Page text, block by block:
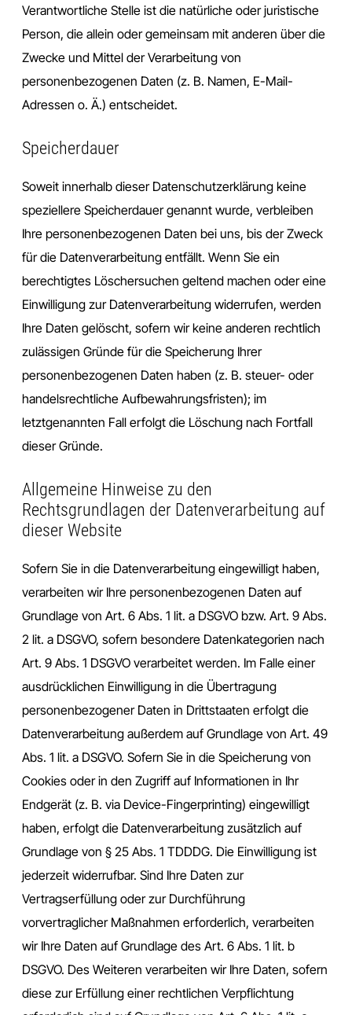
Verantwortliche Stelle ist die natürliche oder juristische
Person, die allein oder gemeinsam mit anderen über die
Zwecke und Mittel der Verarbeitung von
personenbezogenen Daten (z. B. Namen, E-Mail-
Adressen o. Ä.) entscheidet.
Speicherdauer
Soweit innerhalb dieser Datenschutzerklärung keine
speziellere Speicherdauer genannt wurde, verbleiben
Ihre personenbezogenen Daten bei uns, bis der Zweck
für die Datenverarbeitung entfällt. Wenn Sie ein
berechtigtes Löschersuchen geltend machen oder eine
Einwilligung zur Datenverarbeitung widerrufen, werden
Ihre Daten gelöscht, sofern wir keine anderen rechtlich
zulässigen Gründe für die Speicherung Ihrer
personenbezogenen Daten haben (z. B. steuer- oder
handelsrechtliche Aufbewahrungsfristen); im
letztgenannten Fall erfolgt die Löschung nach Fortfall
dieser Gründe.
Allgemeine Hinweise zu den
Rechtsgrundlagen der Datenverarbeitung auf
dieser Website
Sofern Sie in die Datenverarbeitung eingewilligt haben,
verarbeiten wir Ihre personenbezogenen Daten auf
Grundlage von Art. 6 Abs. 1 lit. a DSGVO bzw. Art. 9 Abs.
2 lit. a DSGVO, sofern besondere Datenkategorien nach
Art. 9 Abs. 1 DSGVO verarbeitet werden. Im Falle einer
ausdrücklichen Einwilligung in die Übertragung
personenbezogener Daten in Drittstaaten erfolgt die
Datenverarbeitung außerdem auf Grundlage von Art. 49
Abs. 1 lit. a DSGVO. Sofern Sie in die Speicherung von
Cookies oder in den Zugriff auf Informationen in Ihr
Endgerät (z. B. via Device-Fingerprinting) eingewilligt
haben, erfolgt die Datenverarbeitung zusätzlich auf
Grundlage von § 25 Abs. 1 TDDDG. Die Einwilligung ist
jederzeit widerrufbar. Sind Ihre Daten zur
Vertragserfüllung oder zur Durchführung
vorvertraglicher Maßnahmen erforderlich, verarbeiten
wir Ihre Daten auf Grundlage des Art. 6 Abs. 1 lit. b
DSGVO. Des Weiteren verarbeiten wir Ihre Daten, sofern
diese zur Erfüllung einer rechtlichen Verpflichtung